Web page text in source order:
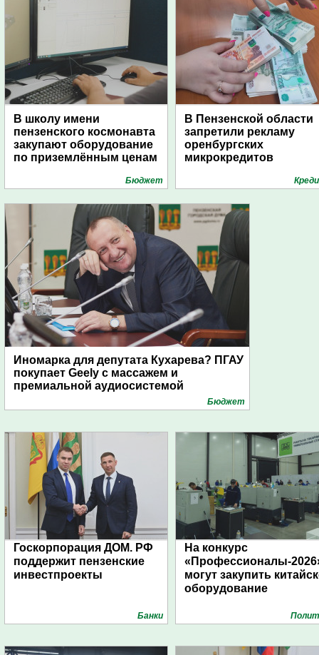
В школу имени
пензенского космонавта
закупают оборудование
по приземлённым ценам
Бюджет
В Пензенской области
запретили рекламу
оренбургских
микрокредитов
Иномарка для депутата Кухарева? ПГАУ
покупает Geely с массажем и
премиальной аудиосистемой
Бюджет
Госкорпорация ДОМ. РФ
поддержит пензенские
инвестпроекты
Банки
На конкурс
«Профессионалы-
могут закупить
оборудование